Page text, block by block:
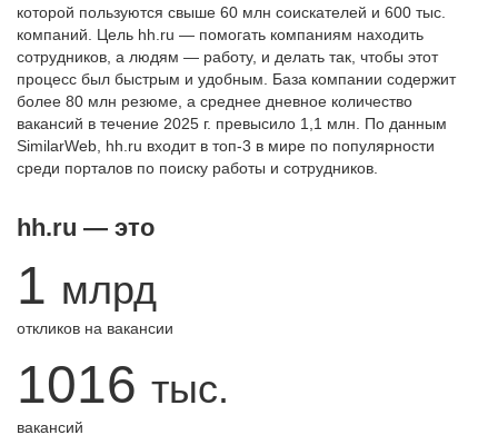
которой пользуются свыше 60 млн соискателей и 600 тыс.
компаний. Цель hh.ru — помогать компаниям находить
сотрудников, а людям — работу, и делать так, чтобы этот
процесс был быстрым и удобным. База компании содержит
более 80 млн резюме, а среднее дневное количество
вакансий в течение 2025 г. превысило 1,1 млн. По данным
SimilarWeb, hh.ru входит в топ-3 в мире по популярности
среди порталов по поиску работы и сотрудников.
hh.ru — это
1 млрд
откликов на вакансии
1016 тыс.
вакансий